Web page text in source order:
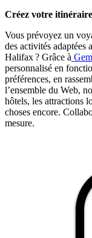
Créez votre
Vous prévoyez un
des activités adaptées
Halifax ? Grâce à
personnalisé en
préférences, en
l’ensemble du Web,
hôtels, les attractions
choses encore.
mesure.